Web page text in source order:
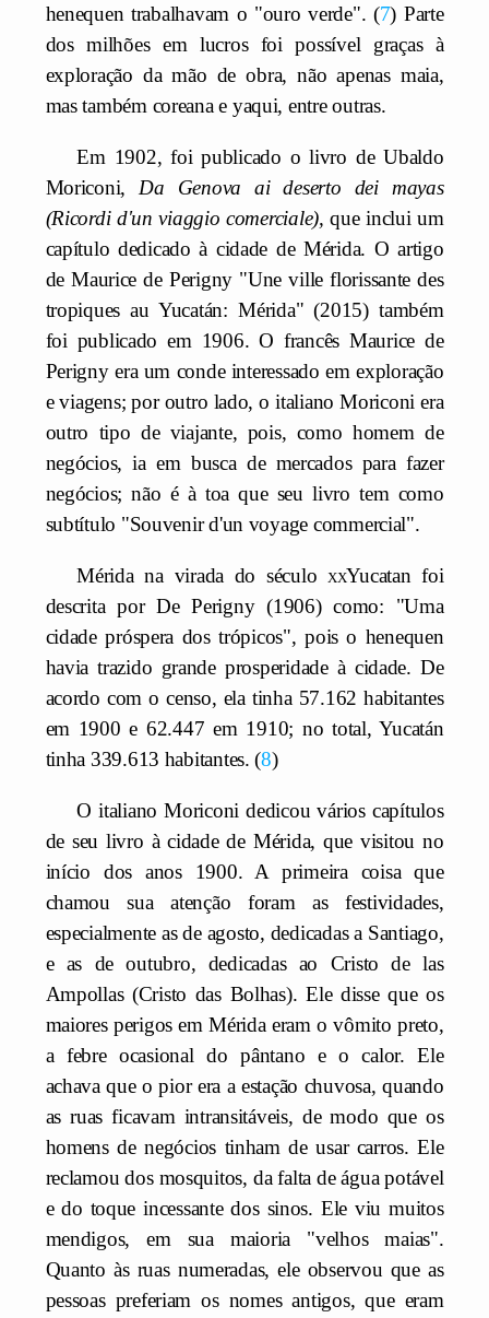
henequen trabalhavam o "ouro verde".
7 Parte
dos milhões em lucros foi possível graças à
exploração da mão de obra, não apenas maia,
mas também coreana e yaqui, entre outras.
Em 1902, foi publicado o livro de Ubaldo
Moriconi, Da Genova ai deserto dei mayas
(Ricordi d'un viaggio comerciale),que inclui um
capítulo dedicado à cidade de Mérida. O artigo
de Maurice de Perigny "Une ville florissante des
tropiques au Yucatán: Mérida" (2015) também
foi publicado em 1906. O francês Maurice de
Perigny era um conde interessado em exploração
e viagens; por outro lado, o italiano Moriconi era
outro tipo de viajante, pois, como homem de
negócios, ia em busca de mercados para fazer
negócios; não é à toa que seu livro tem como
subtítulo "Souvenir d'un voyage commercial".
Mérida na virada do século xxYucatan foi
descrita por De Perigny (1906) como: "Uma
cidade próspera dos trópicos", pois o henequen
havia trazido grande prosperidade à cidade. De
acordo com o censo, ela tinha 57.162 habitantes
em 1900 e 62.447 em 1910; no total, Yucatán
tinha 339.613 habitantes. 8
O italiano Moriconi dedicou vários capítulos
de seu livro à cidade de Mérida, que visitou no
início dos anos 1900. A primeira coisa que
chamou sua atenção foram as festividades,
especialmente as de agosto, dedicadas a Santiago,
e as de outubro, dedicadas ao Cristo de las
Ampollas (Cristo das Bolhas). Ele disse que os
maiores perigos em Mérida eram o vômito preto,
a febre ocasional do pântano e o calor. Ele
achava que o pior era a estação chuvosa, quando
as ruas ficavam intransitáveis, de modo que os
homens de negócios tinham de usar carros. Ele
reclamou dos mosquitos, da falta de água potável
e do toque incessante dos sinos. Ele viu muitos
mendigos, em sua maioria "velhos maias".
Quanto às ruas numeradas, ele observou que as
pessoas preferiam os nomes antigos, que eram